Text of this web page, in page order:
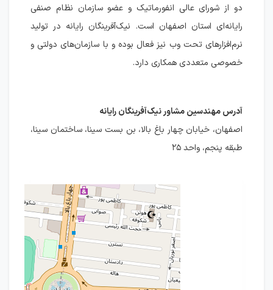
دو از شورای عالی انفورماتیک و عضو سازمان نظام صنفی
رایانه‌ای استان اصفهان است. نیک‌آفرینگان رایانه در تولید
نرم‌افزارهای تحت وب نیز فعال بوده و با سازمان‌های دولتی و
خصوصی متعددی همکاری دارد.
آدرس مهندسین مشاور نیک‌آفرینگان رایانه
اصفهان، خیابان چهار باغ بالا، بن بست سینا، ساختمان سینا،
طبقه پنجم، واحد ۲۵